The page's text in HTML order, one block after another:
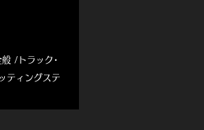
般 / トラック･
ティングステ